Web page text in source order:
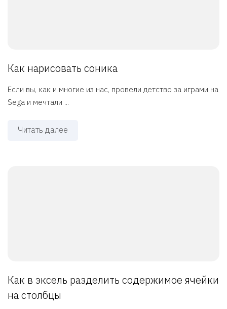
Как нарисовать соника
Если вы, как и многие из нас, провели детство за играми на
Sega и мечтали ...
Читать далее
Как в эксель разделить содержимое ячейки
на столбцы